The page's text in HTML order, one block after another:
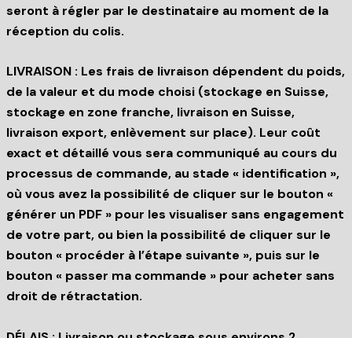
seront à régler par le destinataire au moment de la
réception du colis.
LIVRAISON : Les frais de livraison dépendent du poids,
de la valeur et du mode choisi (stockage en Suisse,
stockage en zone franche, livraison en Suisse,
livraison export, enlèvement sur place). Leur coût
exact et détaillé vous sera communiqué au cours du
processus de commande, au stade « identification »,
où vous avez la possibilité de cliquer sur le bouton «
générer un PDF » pour les visualiser sans engagement
de votre part, ou bien la possibilité de cliquer sur le
bouton « procéder à l’étape suivante », puis sur le
bouton « passer ma commande » pour acheter sans
droit de rétractation.